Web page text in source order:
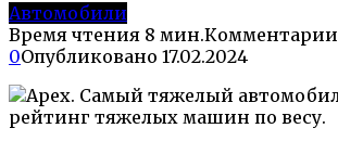
Автомобили
Время чтения 8 мин.Комментарии
0Опубликовано 17.02.2024